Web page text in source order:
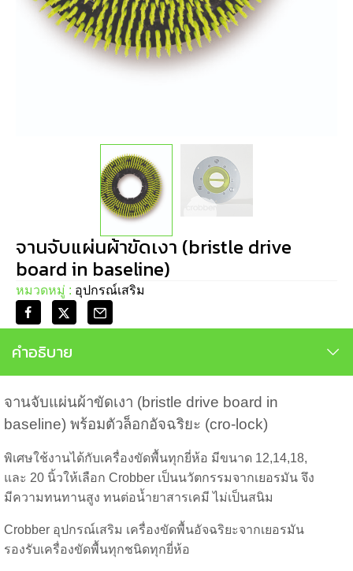
จานจับแผ่นผ้าขัดเงา (bristle drive
board in baseline)
หมวดหมู่ : อุปกรณ์เสริม
คำอธิบาย
จานจับแผ่นผ้าขัดเงา (bristle drive board in
baseline) พร้อมตัวล็อกอัจฉริยะ (cro-lock)
พิเศษใช้งานได้กับเครื่องขัดพื้นทุกยี่ห้อ มีขนาด 12,14,18,
และ 20 นิ้วให้เลือก Crobber เป็นนวัตกรรมจากเยอรมัน จึง
มีความทนทานสูง ทนต่อน้ำยาสารเคมี ไม่เป็นสนิม
Crobber อุปกรณ์เสริม เครื่องขัดพื้นอัจฉริยะจากเยอรมัน
รองรับเครื่องขัดพื้นทุกชนิดทุกยี่ห้อ